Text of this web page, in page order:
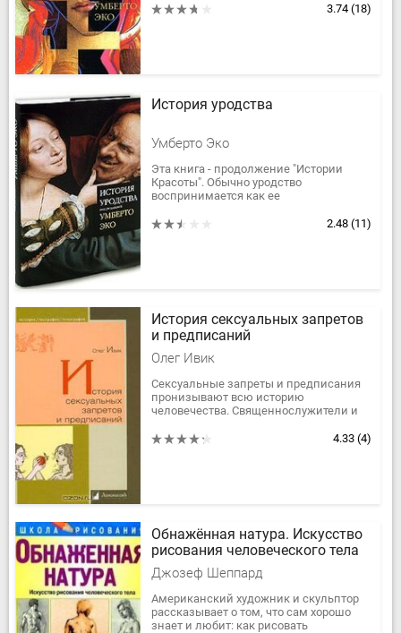
отвечали по-разному, а порой и в3.74 (18)
История уродства
Умберто Эко
Эта книга - продолжение "Истории
Красоты". Обычно уродство
воспринимается как ее
красивое и безобразное - понятия2.48 (11)
История сексуальных запретов
и предписаний
Олег Ивик
Сексуальные запреты и предписания
пронизывают всю историю
человечества. Священнослужители и
революционные деятели извели4.33 (4)
Обнажённая натура. Искусство
рисования человеческого тела
Джозеф Шеппард
Американский художник и скульптор
рассказывает о том, что сам хорошо
знает и любит: как рисовать